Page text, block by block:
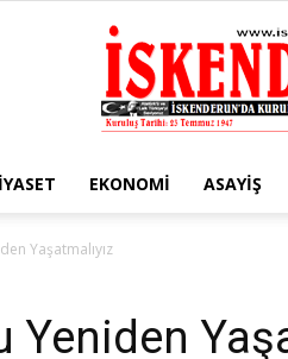
EKONOMI ASAYIŞ
Yaşatmalıyız
Yeniden